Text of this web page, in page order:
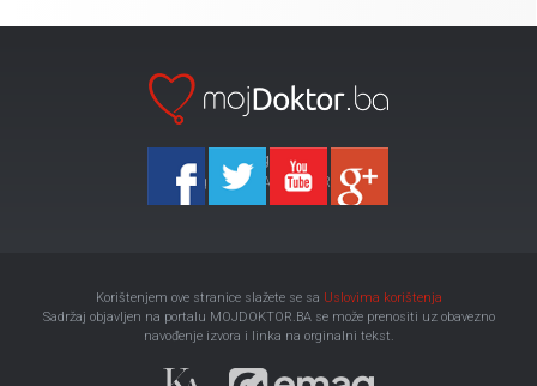
Ka-Agencija
Copyright 2026 All Right Reserved
Korištenjem ove stranice slažete se sa Uslovima korištenja
Sadržaj objavljen na portalu MOJDOKTOR.BA se može prenositi uz obavezno
navođenje izvora i linka na orginalni tekst.